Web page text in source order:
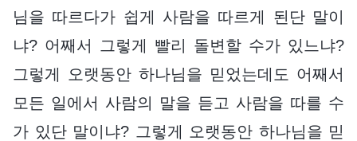
님을 따르다가 쉽게 사람을 따르게 된단 말이
냐? 어째서 그렇게 빨리 돌변할 수가 있느냐?
그렇게 오랫동안 하나님을 믿었는데도 어째서
모든 일에서 사람의 말을 듣고 사람을 따를 수
가 있단 말이냐? 그렇게 오랫동안 하나님을 믿